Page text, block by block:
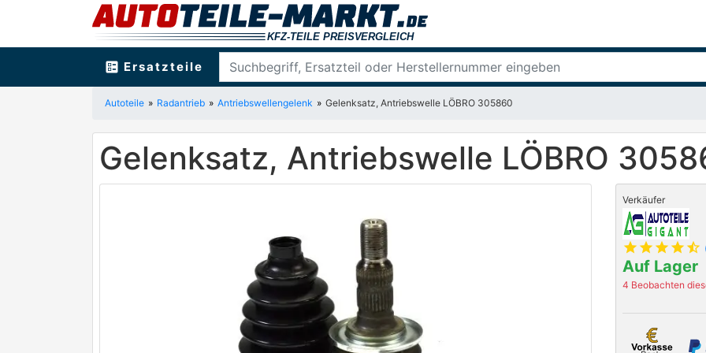
ballot Ersatzteile
Autoteile Radantrieb Antriebswellengelenk Gelenksatz, Antriebswelle LÖBRO 305860
Gelenksatz, Antriebswelle LÖBRO
Verkäufer
star star star star star_half
Auf Lager
4 Beobachten